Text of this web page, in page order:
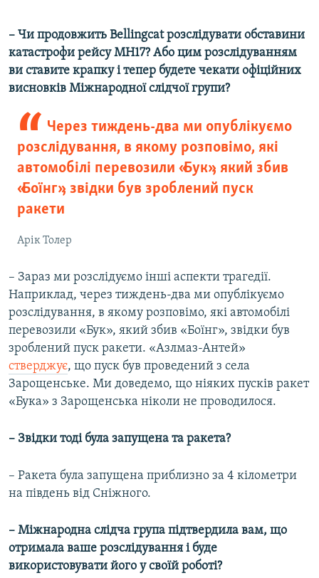
– Чи продовжить Bellingcat розслідувати обставини
катастрофи рейсу MH17? Або цим розслідуванням
ви ставите крапку і тепер будете чекати офіційних
висновків Міжнародної слідчої групи?
Через тиждень-два ми опублікуємо
розслідування, в якому розповімо, які
автомобілі перевозили «Бук», який збив
«Боїнг», звідки був зроблений пуск
ракети
Арік Толер
– Зараз ми розслідуємо інші аспекти трагедії.
Наприклад, через тиждень-два ми опублікуємо
розслідування, в якому розповімо, які автомобілі
перевозили «Бук», який збив «Боїнг», звідки був
зроблений пуск ракети. «Азлмаз-Антей»
стверджує, що пуск був проведений з села
Зарощенське. Ми доведемо, що ніяких пусків ракет
«Бука» з Зарощенська ніколи не проводилося.
– Звідки тоді була запущена та ракета?
– Ракета була запущена приблизно за 4 кілометри
на південь від Сніжного.
– Міжнародна слідча група підтвердила вам, що
отримала ваше розслідування і буде
використовувати його у своїй роботі?